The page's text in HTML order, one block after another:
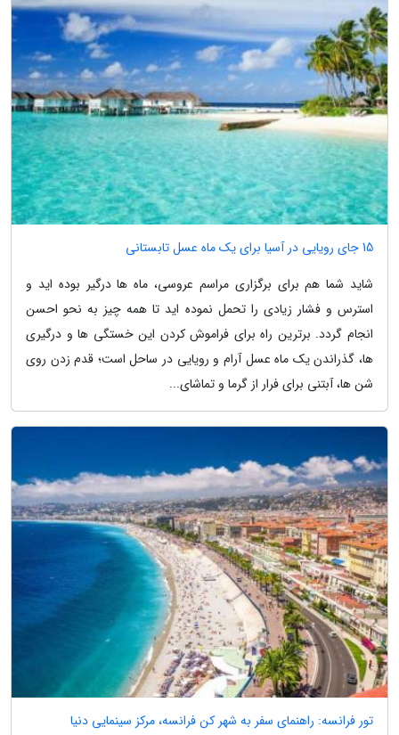
15 جای رویایی در آسیا برای یک ماه عسل تابستانی
شاید شما هم برای برگزاری مراسم عروسی، ماه ها درگیر بوده اید و
استرس و فشار زیادی را تحمل نموده اید تا همه چیز به نحو احسن
انجام گردد. برترین راه برای فراموش کردن این خستگی ها و درگیری
ها، گذراندن یک ماه عسل آرام و رویایی در ساحل است؛ قدم زدن روی
شن ها، آبتنی برای فرار از گرما و تماشای...
تور فرانسه: راهنمای سفر به شهر کن فرانسه، مرکز سینمایی دنیا